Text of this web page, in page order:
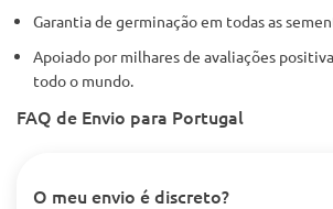
Garantia de germinação em todas as
Apoiado por milhares de avaliações
todo o mundo.
FAQ de Envio para Portugal
O meu envio é discreto?